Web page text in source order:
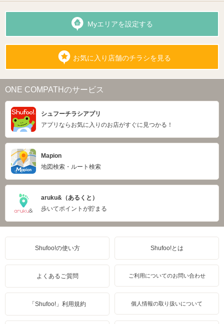
Myエリアを設定する
お気に入り店舗のチラシを見る
ONE COMPATHのサービス
シュフーチラシアプリ
アプリならお気に入りのお店がすぐに見つかる！
Mapion
地図検索・ルート検索
aruku&（あるくと）
歩いてポイントが貯まる
Shufoo!の使い方 Shufoo!とは
よくあるご質問 ご利用についてのお問い合わせ
「Shufoo!」利用規約 個人情報の取り扱いについて